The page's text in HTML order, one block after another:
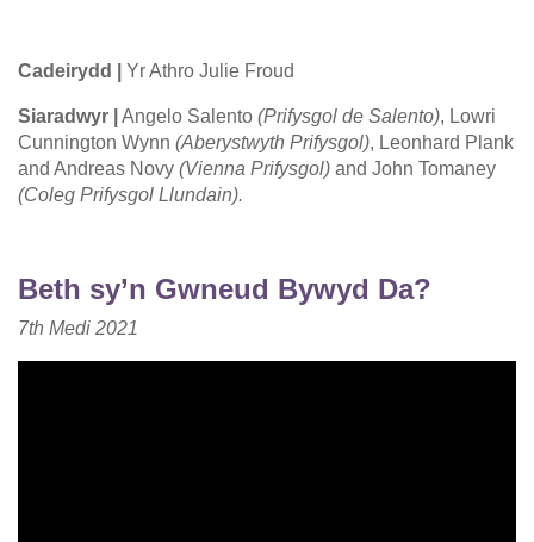
Cadeirydd | Yr Athro Julie Froud
Siaradwyr | Angelo Salento (Prifysgol de Salento), Lowri
Cunnington Wynn (Aberystwyth Prifysgol), Leonhard Plank
and Andreas Novy (Vienna Prifysgol) and John Tomaney
(Coleg Prifysgol Llundain).
Beth sy’n Gwneud Bywyd Da?
7th Medi 2021